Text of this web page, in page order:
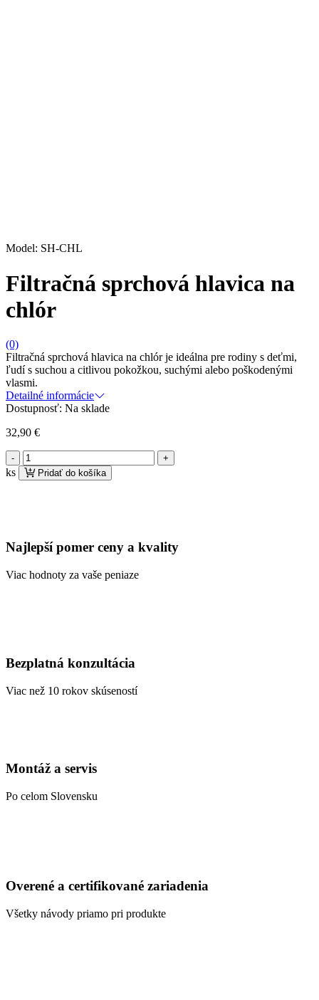
Model: SH-CHL
Filtračná sprchová hlavica na
chlór
(0)
Filtračná sprchová hlavica na chlór je ideálna pre rodiny s deťmi,
ľudí s suchou a citlivou pokožkou, suchými alebo poškodenými
vlasmi.
Detailné informácie
Dostupnosť: Na sklade
32,90 €
množstvo
Filtračná
sprchová
ks Pridať do košíka
Najlepší pomer ceny a kvality
Viac hodnoty za vaše peniaze
Bezplatná konzultácia
Viac než 10 rokov skúseností
Montáž a servis
Po celom Slovensku
Overené a certifikované zariadenia
Všetky návody priamo pri produkte